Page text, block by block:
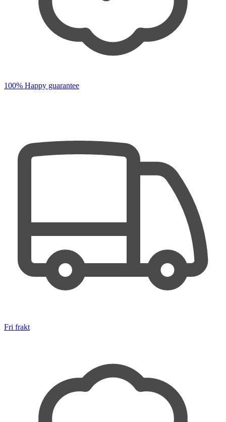
100% Happy guarantee
Fri frakt